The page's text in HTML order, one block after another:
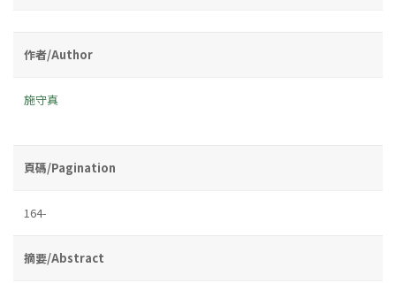
作者/Author
施守真
頁碼/Pagination
164-
摘要/Abstract